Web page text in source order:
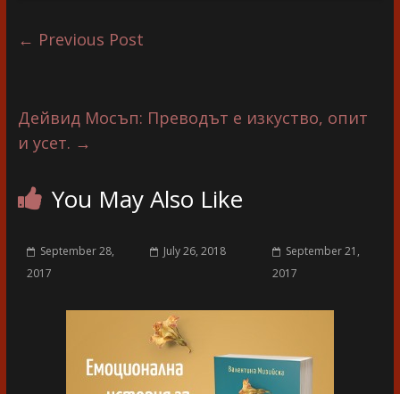
← Previous Post
Дейвид Мосъп: Преводът е изкуство, опит
и усет. →
You May Also Like
September 28,
2017
July 26, 2018
September 21,
2017